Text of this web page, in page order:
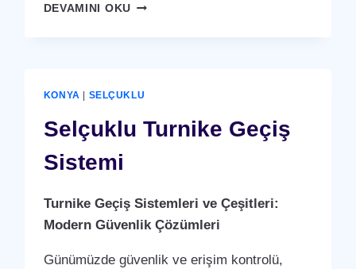
DEVAMINI OKUSELÇUKLU
KONYA SELÇUKLU
Selçuklu Turnike Geçiş
Sistemi
Turnike Geçiş Sistemleri ve Çeşitleri:
Modern Güvenlik Çözümleri
Günümüzde güvenlik ve erişim kontrolü,